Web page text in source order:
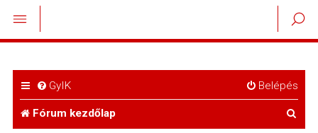
GyIK Belépés
Fórum kezdőlap